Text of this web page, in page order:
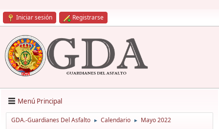
Iniciar sesión Registrarse
Menú Principal
GDA.-Guardianes Del Asfalto ► Calendario ► Mayo 2022